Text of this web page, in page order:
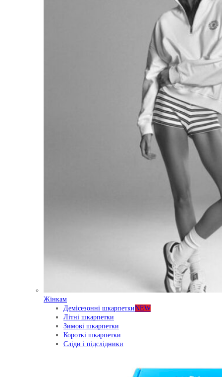
Жінкам
Демісезонні шкарпеткиNEW
Літні шкарпетки
Зимові шкарпетки
Короткі шкарпетки
Сліди і підслідники